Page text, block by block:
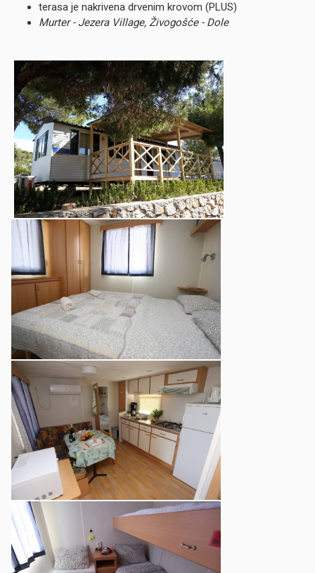
terasa je nakrivena drvenim krovom (PLUS)
Murter - Jezera Village, Živogošće - Dole